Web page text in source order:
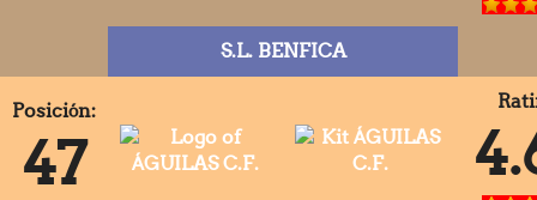
S.L. BENFICA
Posición:
47